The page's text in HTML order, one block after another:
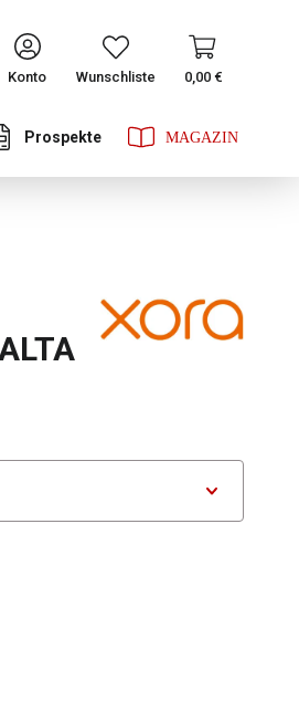
CONTINUE
Konto
Wunschliste 0,00 €
Prospekte